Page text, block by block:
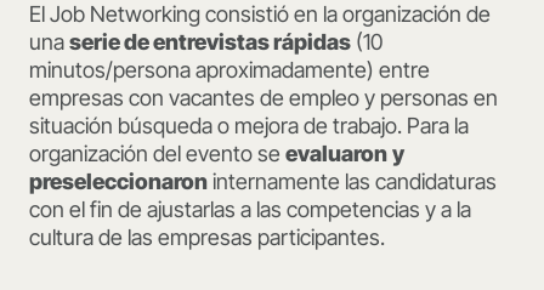
El Job Networking consistió en la organización de
unaserie de entrevistas rápidas (10
minutos/persona aproximadamente) entre
empresas con vacantes de empleo y personas en
situación búsqueda o mejora de trabajo. Para la
organización del evento se evaluarony
preseleccionaroninternamente las candidaturas
con el fin de ajustarlas a las competencias y a la
cultura de las empresas participantes.